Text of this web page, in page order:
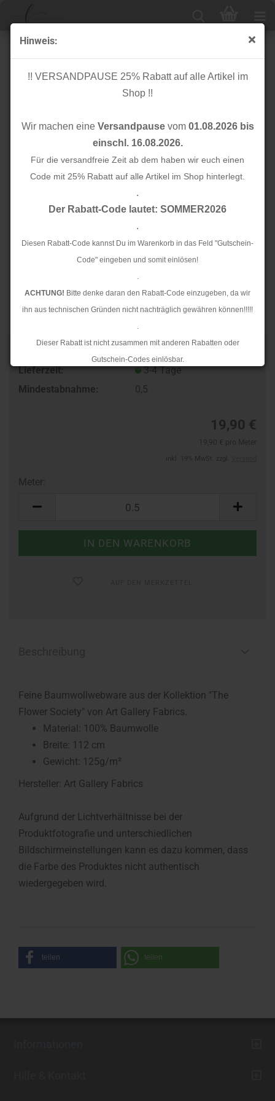
Hinweis:
!! VERSANDPAUSE 25% Rabatt auf alle Artikel im
Shop !!
Wir machen eine Versandpausevom 01.08.2026 bis
einschl. 16.08.2026.
Für die versandfreie Zeit ab dem haben wir euch einen
Code mit 25% Rabatt auf alle Artikel im Shop hinterlegt.
.
Der Rabatt-Code lautet: SOMMER2026
.
Diesen Rabatt-Code kannst Du im Warenkorb in das Feld "Gutschein-
Code" eingeben und somit einlösen!
.
ACHTUNG! Bitte denke daran den Rabatt-Code einzugeben, da wir
ihn aus technischen Gründen nicht nachträglich gewähren können!!!!!
.
Dieser Rabatt ist nicht zusammen mit anderen Rabatten oder
Gutschein-Codes einlösbar.
.
Ab dem 17.08.2026 versenden wir wieder wie gewohnt. Aufgrund des
Baumwolle - Gathering Ditsy - The Flower Society - Art
Gallery Fabrics
Lieferzeit:
3-4 Tage
Mindestabnahme:
0,5
19,90 €
Meter:
Feine Baumwollwebware aus der Kollektion "The
Flower Society" von Art Gallery Fabrics.
Material: 100% Baumwolle
Breite: 112 cm
Gewicht: 125g/m²
Hersteller: Art Gallery Fabrics
Aufgrund der Lichtverhältnisse bei der
Produktfotografie und unterschiedlichen
Bildschirmeinstellungen kann es dazu kommen, dass
die Farbe des Produktes nicht authentisch
wiedergegeben wird.
teilen teilen